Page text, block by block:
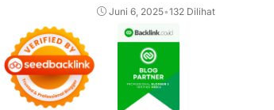
Juni 6, 2025•132 Dilihat